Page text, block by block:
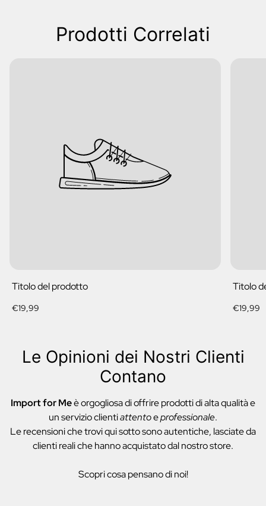
Prodotti Correlati
Titolo del prodotto
Prezzo
€19,99
Titolo
Prezzo
€19,99
Le Opinioni dei Nostri Clienti
Contano
Import for Meè orgogliosa di offrire prodotti di alta qualità e
un servizio clientiattentoeprofessionale.
Le recensioni che trovi qui sotto sono autentiche, lasciate da
clienti reali che hanno acquistato dal nostro store.
Scopri cosa pensano di noi!